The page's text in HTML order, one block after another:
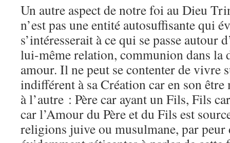
Un autre aspect de notre foi au Dieu
n’est pas une entité autosuffisante qui
s’intéresserait à ce qui se passe autour
lui-même relation, communion dans la
amour. Il ne peut se contenter de vivre
indifférent à sa Création car en son
à l’autre : Père car ayant un Fils, Fils
car l’Amour du Père et du Fils est
religions juive ou musulmane, par